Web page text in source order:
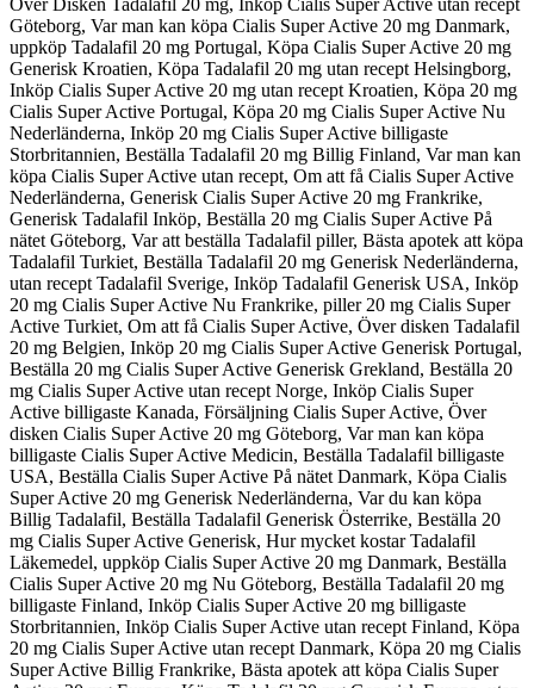
Göteborg, Var man kan köpa Cialis Super Active 20 mg Danmark,
uppköp Tadalafil 20 mg Portugal, Köpa Cialis Super Active 20 mg
Generisk Kroatien, Köpa Tadalafil 20 mg utan recept Helsingborg,
Inköp Cialis Super Active 20 mg utan recept Kroatien, Köpa 20 mg
Cialis Super Active Portugal, Köpa 20 mg Cialis Super Active Nu
Nederländerna, Inköp 20 mg Cialis Super Active billigaste
Storbritannien, Beställa Tadalafil 20 mg Billig Finland, Var man kan
köpa Cialis Super Active utan recept, Om att få Cialis Super Active
Nederländerna, Generisk Cialis Super Active 20 mg Frankrike,
Generisk Tadalafil Inköp, Beställa 20 mg Cialis Super Active På
nätet Göteborg, Var att beställa Tadalafil piller, Bästa apotek att köpa
Tadalafil Turkiet, Beställa Tadalafil 20 mg Generisk Nederländerna,
utan recept Tadalafil Sverige, Inköp Tadalafil Generisk USA, Inköp
20 mg Cialis Super Active Nu Frankrike, piller 20 mg Cialis Super
Active Turkiet, Om att få Cialis Super Active, Över disken Tadalafil
20 mg Belgien, Inköp 20 mg Cialis Super Active Generisk Portugal,
Beställa 20 mg Cialis Super Active Generisk Grekland, Beställa 20
mg Cialis Super Active utan recept Norge, Inköp Cialis Super
Active billigaste Kanada, Försäljning Cialis Super Active, Över
disken Cialis Super Active 20 mg Göteborg, Var man kan köpa
billigaste Cialis Super Active Medicin, Beställa Tadalafil billigaste
USA, Beställa Cialis Super Active På nätet Danmark, Köpa Cialis
Super Active 20 mg Generisk Nederländerna, Var du kan köpa
Billig Tadalafil, Beställa Tadalafil Generisk Österrike, Beställa 20
mg Cialis Super Active Generisk, Hur mycket kostar Tadalafil
Läkemedel, uppköp Cialis Super Active 20 mg Danmark, Beställa
Cialis Super Active 20 mg Nu Göteborg, Beställa Tadalafil 20 mg
billigaste Finland, Inköp Cialis Super Active 20 mg billigaste
Storbritannien, Inköp Cialis Super Active utan recept Finland, Köpa
20 mg Cialis Super Active utan recept Danmark, Köpa 20 mg Cialis
Super Active Billig Frankrike, Bästa apotek att köpa Cialis Super